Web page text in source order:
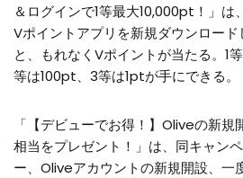
＆ログインで1等最大10,000pt！」は
Vポイントアプリを新規ダウンロー
と、もれなくVポイントが当たる。1
等は100pt、3等は1ptが手にできる。
「【デビューでお得！】Oliveの新
相当をプレゼント！」は、同キャン
ー、Oliveアカウントの新規開設、一